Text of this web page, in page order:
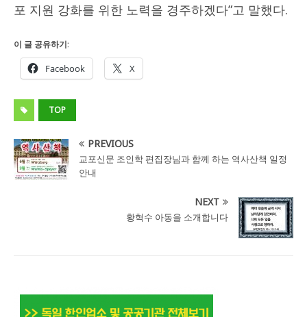
포 지원 강화를 위한 노력을 경주하겠다”고 말했다.
이 글 공유하기:
Facebook X
TOP
PREVIOUS
교포신문 조인학 편집장님과 함께 하는 역사산책 일정
안내
NEXT
황혁수 아동을 소개합니다